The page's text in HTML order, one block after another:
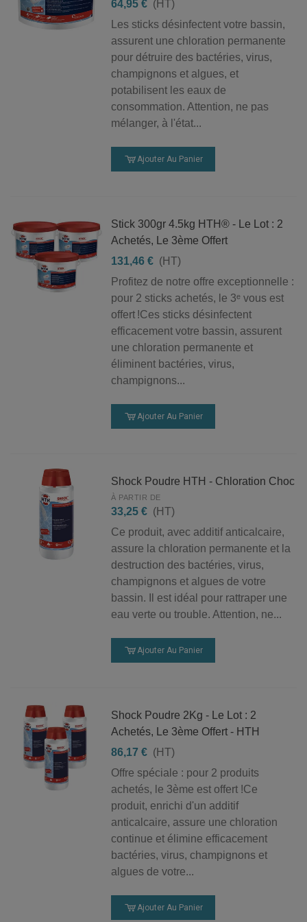
installation professionnelle, nous vous accompagnons
dans le choix des solutions les plus adaptées à votre
Vous ne trouvez pas le produit recherché ? Notre
équipe vous accompagne dans le choix des
piscine. Contactez-nous au02 52 43 00 04
contact@pmpiscines.fr.
64,95 € (HT)
Les sticks désinfectent votre bassin,
assurent une chloration permanente
pour détruire des bactéries, virus,
champignons et algues, et
potabilisent les eaux de
consommation. Attention, ne pas
mélanger, à l'état...
Ajouter Au Panier
Stick 300gr 4.5kg HTH® - Le Lot : 2
Achetés, Le 3ème Offert
131,46 € (HT)
Profitez de notre offre exceptionnelle :
pour 2 sticks achetés, le 3ᵉ vous est
offert !Ces sticks désinfectent
efficacement votre bassin, assurent
une chloration permanente et
éliminent bactéries, virus,
champignons...
Ajouter Au Panier
Shock Poudre HTH - Chloration Choc
À PARTIR DE
33,25 € (HT)
Ce produit, avec additif anticalcaire,
assure la chloration permanente et la
destruction des bactéries, virus,
champignons et algues de votre
bassin. Il est idéal pour rattraper une
eau verte ou trouble. Attention, ne...
Ajouter Au Panier
Shock Poudre 2Kg - Le Lot : 2
Achetés, Le 3ème Offert - HTH
86,17 € (HT)
Offre spéciale : pour 2 produits
achetés, le 3ème est offert !Ce
produit, enrichi d'un additif
anticalcaire, assure une chloration
continue et élimine efficacement
bactéries, virus, champignons et
algues de votre...
Ajouter Au Panier